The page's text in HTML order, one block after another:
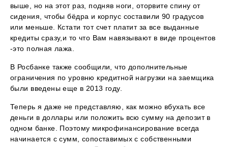
выше, но на этот раз, подняв ноги, оторвите спину от
сидения, чтобы бёдра и корпус составили 90 градусов
или меньше. Кстати тот счет платит за все выданные
кредиты сразу,и то что Вам навязывают в виде процентов
-это полная лажа.
В Росбанке также сообщили, что дополнительные
ограничения по уровню кредитной нагрузки на заемщика
были введены еще в 2013 году.
Теперь я даже не представляю, как можно вбухать все
деньги в доллары или положить всю сумму на депозит в
одном банке. Поэтому микрофинансирование всегда
начинается с сумм, сопоставимых с собственными